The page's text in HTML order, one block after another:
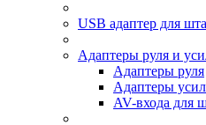
USB адаптер для
Адаптеры руля и
Адаптеры руля
Адаптеры
AV-входа для